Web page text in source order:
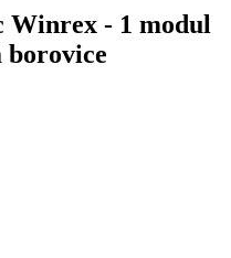
Winrex - 1 modul
borovice